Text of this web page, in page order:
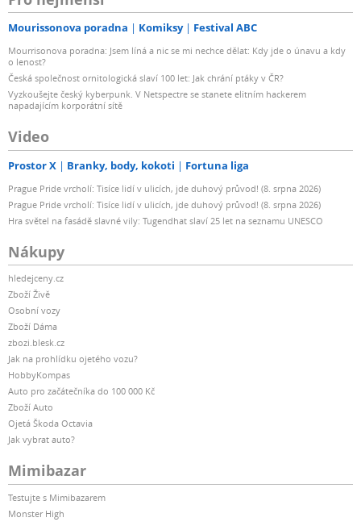
Mourissonova poradna Komiksy Festival ABC
Mourrisonova poradna: Jsem líná a nic se mi nechce dělat: Kdy jde o únavu a kdy
o lenost?
Česká společnost ornitologická slaví 100 let: Jak chrání ptáky v ČR?
Vyzkoušejte český kyberpunk. V Netspectre se stanete elitním hackerem
napadajícím korporátní sítě
Video
Prostor X Branky, body, kokoti Fortuna liga
Prague Pride vrcholí: Tisíce lidí v ulicích, jde duhový průvod! (8. srpna 2026)
Prague Pride vrcholí: Tisíce lidí v ulicích, jde duhový průvod! (8. srpna 2026)
Hra světel na fasádě slavné vily: Tugendhat slaví 25 let na seznamu UNESCO
Nákupy
hledejceny.cz
Zboží Živě
Osobní vozy
Zboží Dáma
zbozi.blesk.cz
Jak na prohlídku ojetého vozu?
HobbyKompas
Auto pro začátečníka do 100 000 Kč
Zboží Auto
Ojetá Škoda Octavia
Jak vybrat auto?
Mimibazar
Testujte s Mimibazarem
Monster High